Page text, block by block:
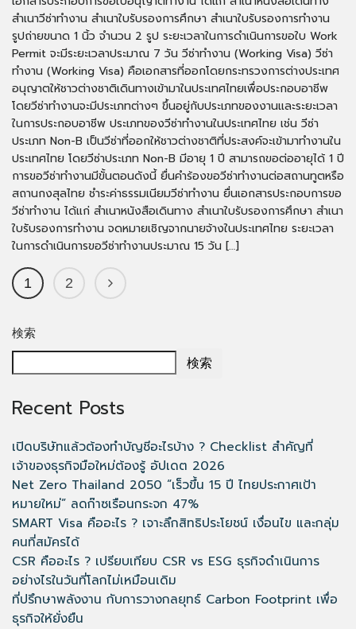
สำเนาวีซ่าทำงาน สำเนาใบรับรองการศึกษา สำเนาใบรับรองการทำงาน
รูปถ่ายขนาด 1 นิ้ว จำนวน 2 รูป ระยะเวลาในการดำเนินการขอใบ Work
Permit จะมีระยะเวลาประมาณ 7 วัน วีซ่าทำงาน (Working Visa) วีซ่า
ทำงาน (Working Visa) คือเอกสารที่ออกโดยกระทรวงการต่างประเทศ
อนุญาตให้ชาวต่างชาติเดินทางเข้ามาในประเทศไทยเพื่อประกอบอาชีพ
โดยวีซ่าทำงานจะมีประเภทต่างๆ ขึ้นอยู่กับประเภทของงานและระยะเวลา
ในการประกอบอาชีพ ประเภทของวีซ่าทำงานในประเทศไทย เช่น วีซ่า
ประเภท Non-B เป็นวีซ่าที่ออกให้ชาวต่างชาติที่ประสงค์จะเข้ามาทำงานใน
ประเทศไทย โดยวีซ่าประเภท Non-B มีอายุ 1 ปี สามารถขอต่ออายุได้ 1 ปี
การขอวีซ่าทำงานมีขั้นตอนดังนี้ ยื่นคำร้องขอวีซ่าทำงานต่อสถานทูตหรือ
สถานกงสุลไทย ชำระค่าธรรมเนียมวีซ่าทำงาน ยื่นเอกสารประกอบการขอ
วีซ่าทำงาน ได้แก่ สำเนาหนังสือเดินทาง สำเนาใบรับรองการศึกษา สำเนา
ใบรับรองการทำงาน จดหมายเชิญจากนายจ้างในประเทศไทย ระยะเวลา
ในการดำเนินการขอวีซ่าทำงานประมาณ 15 วัน […]
1 2
検索
検索
Recent Posts
เปิดบริษัทแล้วต้องทำบัญชีอะไรบ้าง ? Checklist สำคัญที่
เจ้าของธุรกิจมือใหม่ต้องรู้ อัปเดต 2026
Net Zero Thailand 2050 “เร็วขึ้น 15 ปี ไทยประกาศเป้า
หมายใหม่” ลดก๊าซเรือนกระจก 47%
SMART Visa คืออะไร ? เจาะลึกสิทธิประโยชน์ เงื่อนไข และกลุ่ม
คนที่สมัครได้
CSR คืออะไร ? เปรียบเทียบ CSR vs ESG ธุรกิจดำเนินการ
อย่างไรในวันที่โลกไม่เหมือนเดิม
ที่ปรึกษาพลังงาน กับการวางกลยุทธ์ Carbon Footprint เพื่อ
ธุรกิจให้ยั่งยืน